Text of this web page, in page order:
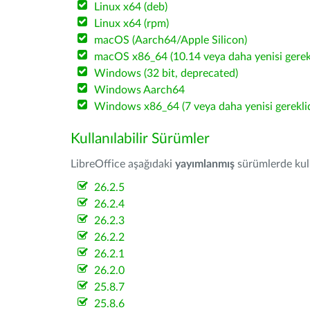
Linux x64 (deb)
Linux x64 (rpm)
macOS (Aarch64/Apple Silicon)
macOS x86_64 (10.14 veya daha yenisi
Windows (32 bit, deprecated)
Windows Aarch64
Windows x86_64 (7 veya daha yenisi
Kullanılabilir Sürümler
LibreOffice aşağıdaki yayımlanmış sürümlerde
26.2.5
26.2.4
26.2.3
26.2.2
26.2.1
26.2.0
25.8.7
25.8.6